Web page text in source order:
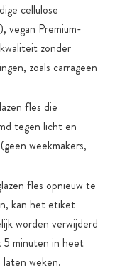
cellulose
vegan Premium-
zonder
zoals carrageen
fles die
tegen licht en
weekmakers,
fles opnieuw te
kan het etiket
worden verwijderd
5 minuten in heet
weken.